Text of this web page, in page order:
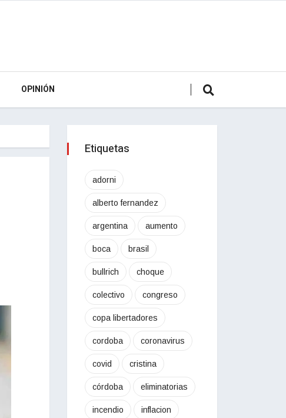
OPINIÓN
Etiquetas
adorni
alberto fernandez
argentina aumento
boca brasil
bullrich choque
colectivo congreso
copa libertadores
cordoba coronavirus
covid cristina
córdoba eliminatorias
incendio inflacion